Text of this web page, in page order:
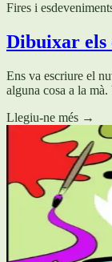
Fires i
Dibuixar els
Ens va escriure el
alguna cosa a la
Llegiu-ne més →